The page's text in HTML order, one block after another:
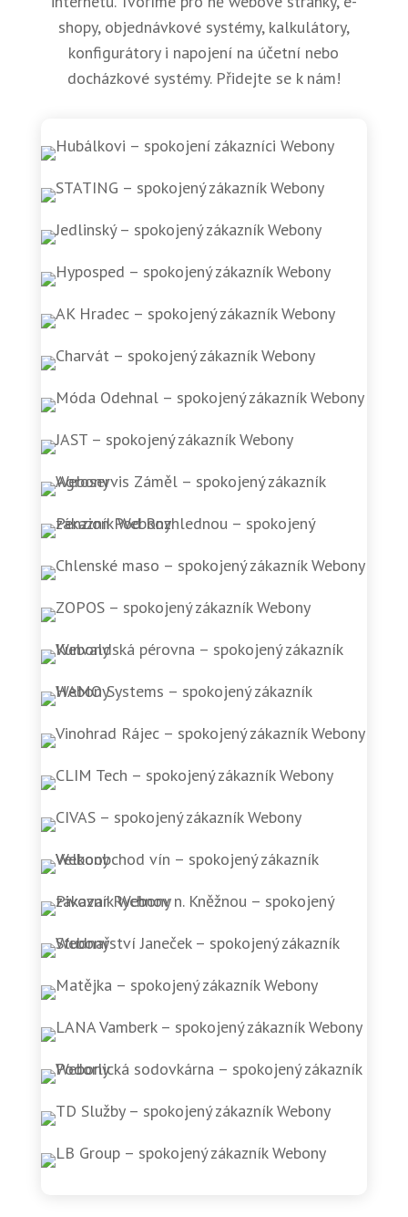
shopy, objednávkové systémy, kalkulátory,
konfigurátory i napojení na účetní nebo
docházkové systémy. Přidejte se k nám!